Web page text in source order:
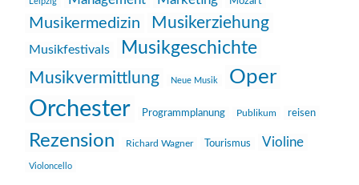
Musikermedizin Musikerziehung
Musikfestivals Musikgeschichte
Musikvermittlung Neue Musik Oper
Orchester Programmplanung Publikum reisen
Rezension Richard Wagner Tourismus Violine
Violoncello